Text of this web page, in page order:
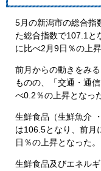
5月の新潟市の総合指
た総合指数で107.1と
に比べ2月9日％の上昇
前月からの動きをみ
ものの、「交通・通
べ0.2％の上昇となっ
生鮮食品（生鮮魚介
は106.5となり、前月
日％の上昇となった。
生鮮食品及びエネル